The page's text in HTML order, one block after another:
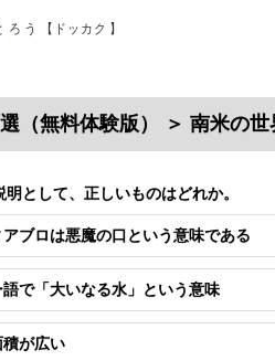
（無料体験版） ＞ 南米の世
明として、正しいものはどれか。
ブロは悪魔の口という意味である
で「大いなる水」という意味
が広い